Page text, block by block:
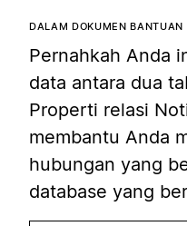
DALAM DOKUMEN BANTUAN
Pernahkah Anda
data antara dua
Properti relasi
membantu Anda
hubungan yang
database yang